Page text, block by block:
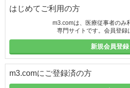
はじめてご利用の方
m3.comは、医療従事者のみ
専門サイトです。会員登録
新規会員登録
m3.comにご登録済の方